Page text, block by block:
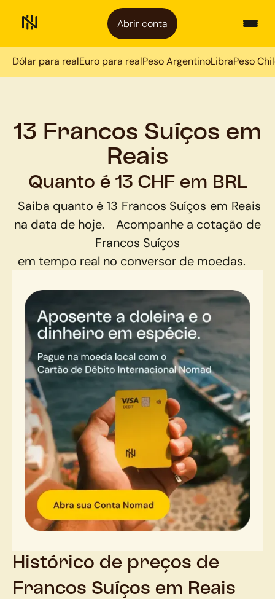
Abrir conta
Dólar para realEuro para realPeso ArgentinoLibraPeso
13 Francos Suíços em
Reais
Quanto é 13 CHF em BRL
Saiba quanto é 13 Francos Suíços em Reais
na data de hoje.
Acompanhe a cotação de
Francos Suíços
em tempo real no conversor de moedas.
Histórico de preços de
Francos Suíços em Reais